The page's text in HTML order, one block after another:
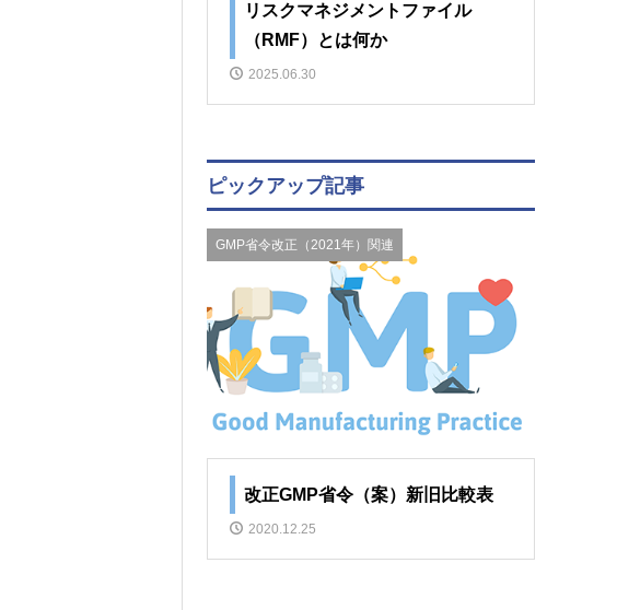
リスクマネジメントファイル
（RMF）とは何か
2025.06.30
ピックアップ記事
GMP省令改正（2021年）関連
改正GMP省令（案）新旧比較表
2020.12.25